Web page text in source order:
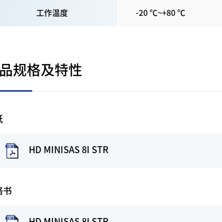
工作温度 -20 ℃~+80 ℃
规格及特性
HD MINISAS 8I STR
书